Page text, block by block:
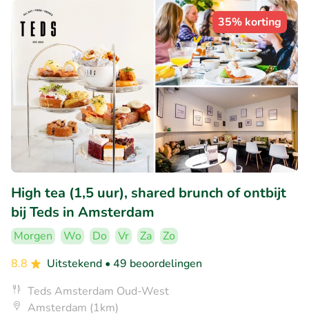
35% korting
High tea (1,5 uur), shared brunch of ontbijt
bij Teds in Amsterdam
Morgen Wo Do Vr Za
Zo
8.8
Uitstekend • 49 beoordelingen
Teds Amsterdam Oud-West
Amsterdam (1km)